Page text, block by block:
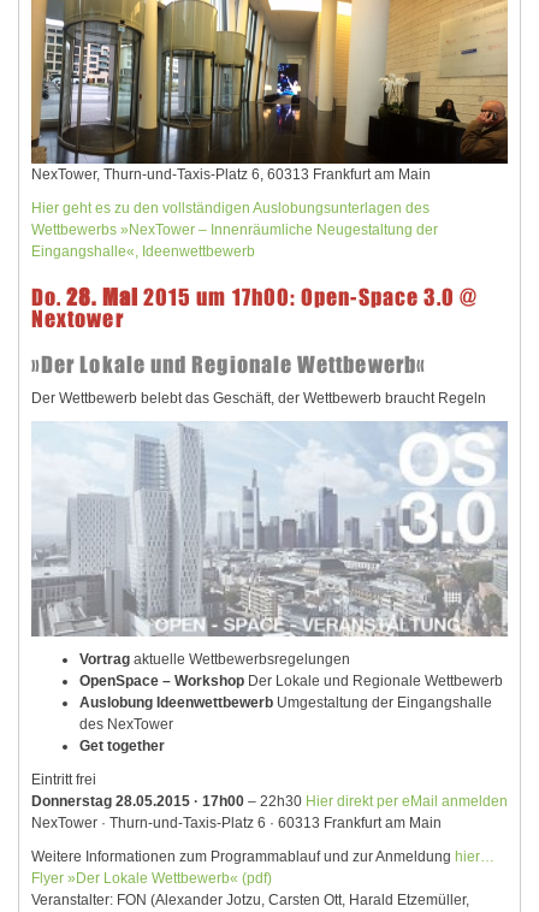
NexTower, Thurn-und-Taxis-Platz 6, 60313 Frankfurt am Main
Hier geht es zu den vollständigen Auslobungsunterlagen des
Wettbewerbs »NexTower – Innenräumliche Neugestaltung der
Eingangshalle«, Ideenwettbewerb
Do.28. Mai 2015 um 17h00: Open-Space 3.0 @
Nextower
»Der Lokale und Regionale Wettbewerb«
Der Wettbewerb belebt das Geschäft, der Wettbewerb braucht Regeln
Vortrag aktuelle Wettbewerbsregelungen
OpenSpace – Workshop Der Lokale und Regionale Wettbewerb
Auslobung Ideenwettbewerb Umgestaltung der Eingangshalle
des NexTower
Get together
Eintritt frei
Donnerstag 28.05.2015 · 17h00 – 22h30 Hier direkt per eMail anmelden
NexTower · Thurn-und-Taxis-Platz 6 · 60313 Frankfurt am Main
Weitere Informationen zum Programmablauf und zur Anmeldung hier…
Flyer »Der Lokale Wettbewerb« (pdf)
Veranstalter: FON (Alexander Jotzu, Carsten Ott, Harald Etzemüller,